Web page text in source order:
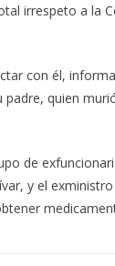
irrespeto a la
con él,
quien
de
y el